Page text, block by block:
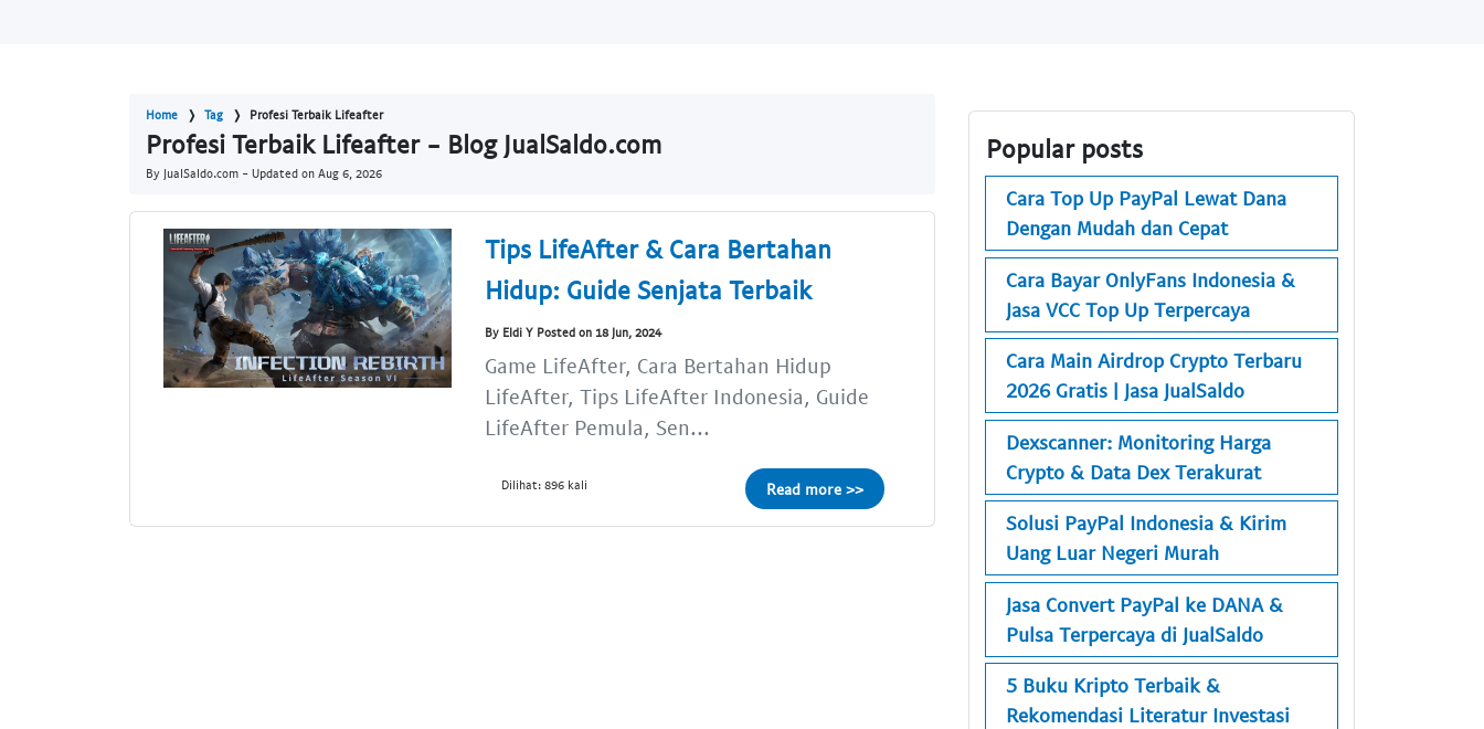
Home Tag Profesi Terbaik Lifeafter
Profesi Terbaik Lifeafter - Blog JualSaldo.com
By JualSaldo.com - Updated on Aug 6, 2026
Tips LifeAfter & Cara Bertahan
Hidup: Guide Senjata Terbaik
By Eldi Y Posted on 18 Jun, 2024
Game LifeAfter, Cara Bertahan Hidup
LifeAfter, Tips LifeAfter Indonesia, Guide
LifeAfter Pemula, Sen...
Dilihat: 896 kali Read more >>
Popular posts
Cara Top Up PayPal Lewat Dana
Dengan Mudah dan Cepat
Cara Bayar OnlyFans Indonesia &
Jasa VCC Top Up Terpercaya
Cara Main Airdrop Crypto Terbaru
2026 Gratis | Jasa JualSaldo
Dexscanner: Monitoring Harga
Crypto & Data Dex Terakurat
Solusi PayPal Indonesia & Kirim
Uang Luar Negeri Murah
Jasa Convert PayPal ke DANA &
Pulsa Terpercaya di JualSaldo
5 Buku Kripto Terbaik &
Rekomendasi Literatur Investasi